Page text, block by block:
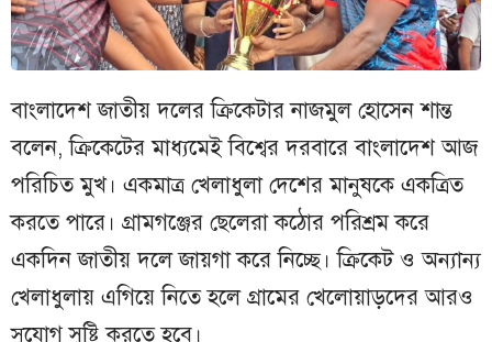
বাংলাদেশ জাতীয় দলের ক্রিকেটার নাজমুল হোসেন শান্ত
বলেন, ক্রিকেটের মাধ্যমেই বিশ্বের দরবারে বাংলাদেশ আজ
পরিচিত মুখ। একমাত্র খেলাধুলা দেশের মানুষকে একত্রিত
করতে পারে। গ্রামগঞ্জের ছেলেরা কঠোর পরিশ্রম করে
একদিন জাতীয় দলে জায়গা করে নিচ্ছে। ক্রিকেট ও অন্যান্য
খেলাধুলায় এগিয়ে নিতে হলে গ্রামের খেলোয়াড়দের আরও
সুযোগ সৃষ্টি করতে হবে।